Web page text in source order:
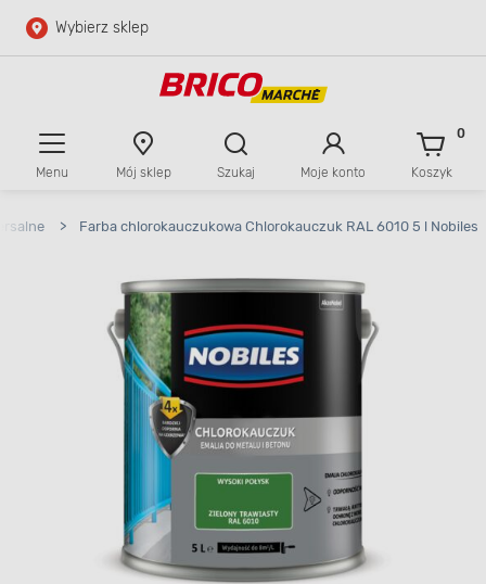
Przejdź do głównej zawartości
Wybierz sklep
Menu Mój sklep Szukaj Moje konto Koszyk
0
> Farba chlorokauczukowa Chlorokauczuk RAL 6010 5 l Nobiles